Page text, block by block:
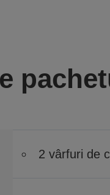
2 vârfuri de